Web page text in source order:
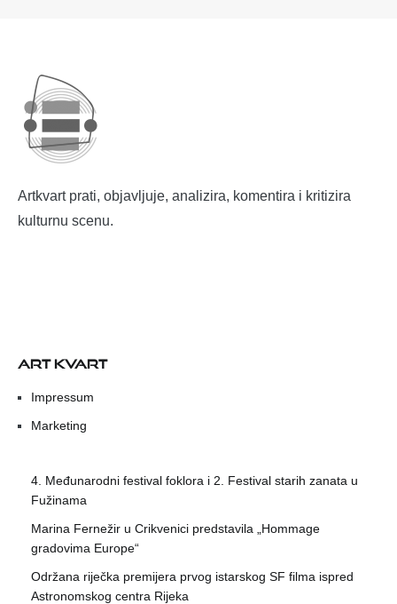
Artkvart prati, objavljuje, analizira, komentira i kritizira
kulturnu scenu.
ART KVART
Impressum
Marketing
4. Međunarodni festival foklora i 2. Festival starih zanata u
Fužinama
Marina Fernežir u Crikvenici predstavila „Hommage
gradovima Europe“
Održana riječka premijera prvog istarskog SF filma ispred
Astronomskog centra Rijeka